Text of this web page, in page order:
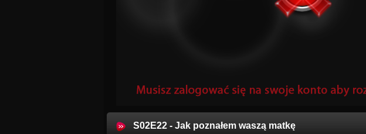
S02E22 - Jak poznałem waszą matkę